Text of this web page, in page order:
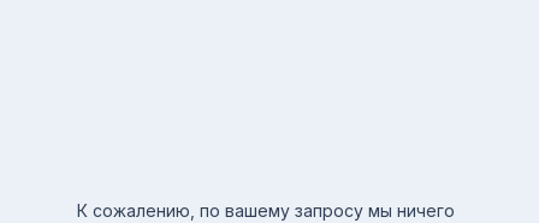
К сожалению, по вашему запросу мы ничего